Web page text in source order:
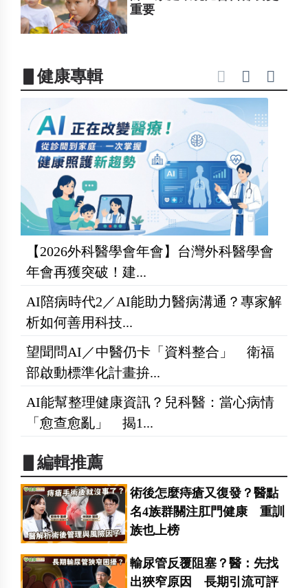
重要
▋健康專輯
【2026外科醫學會年會】台灣外科醫學會
年會再獲突破！建...
AI陪病時代2／AI能助力醫病溝通？專家解
析如何善用科技...
望聞問AI／中醫仍卡「資料整合」 衛福
部啟動標準化計畫拚...
AI能幫整理健康資訊？兒科醫：當心病情
「愈查愈亂」 揭1...
▋編輯推薦
術後怎麼痔瘡又復發？醫點
名4族群關注肛門健康 重訓
族也上榜
輸尿管反覆阻塞？醫：先找
出狹窄原因 長期引流可評